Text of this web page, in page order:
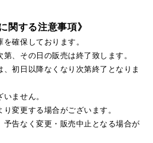
関する注意事項》
確保しております。
、その日の販売は終了致します。
初日以降なくなり次第終了となりま
ません。
変更する場合がございます。
告なく変更・販売中止となる場合が